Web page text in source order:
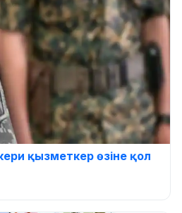
қызметкер өзіне қол